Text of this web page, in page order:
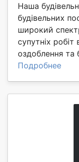
Наша
будівельних
широкий
супутніх
оздоблення та
Подробнее